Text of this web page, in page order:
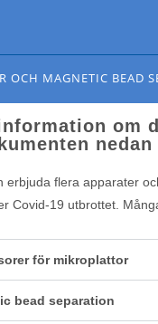
MAGNETIC BEAD
om
nedan
erbjuda flera apparater
Covid-19 utbrottet.
för mikroplattor
bead separation